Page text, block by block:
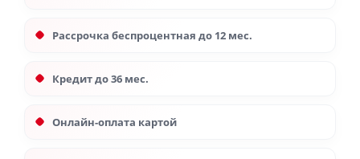
Рассрочка беспроцентная до 12 мес.
Кредит до 36 мес.
Онлайн-оплата картой